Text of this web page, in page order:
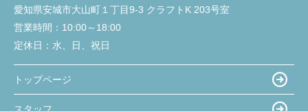
愛知県安城市大山町１丁目9-3 クラフトK 203号室
営業時間： 10:00～18:00
定休日： 水、日、祝日
トップページ
スタッフ